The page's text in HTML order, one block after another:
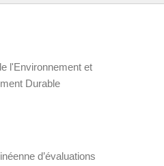
l'Environnement et
Durable
d’évaluations